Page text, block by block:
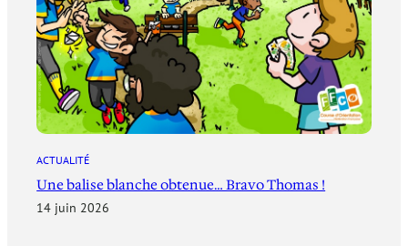
ACTUALITÉ
Une balise blanche obtenue… Bravo Thomas !
14 juin 2026